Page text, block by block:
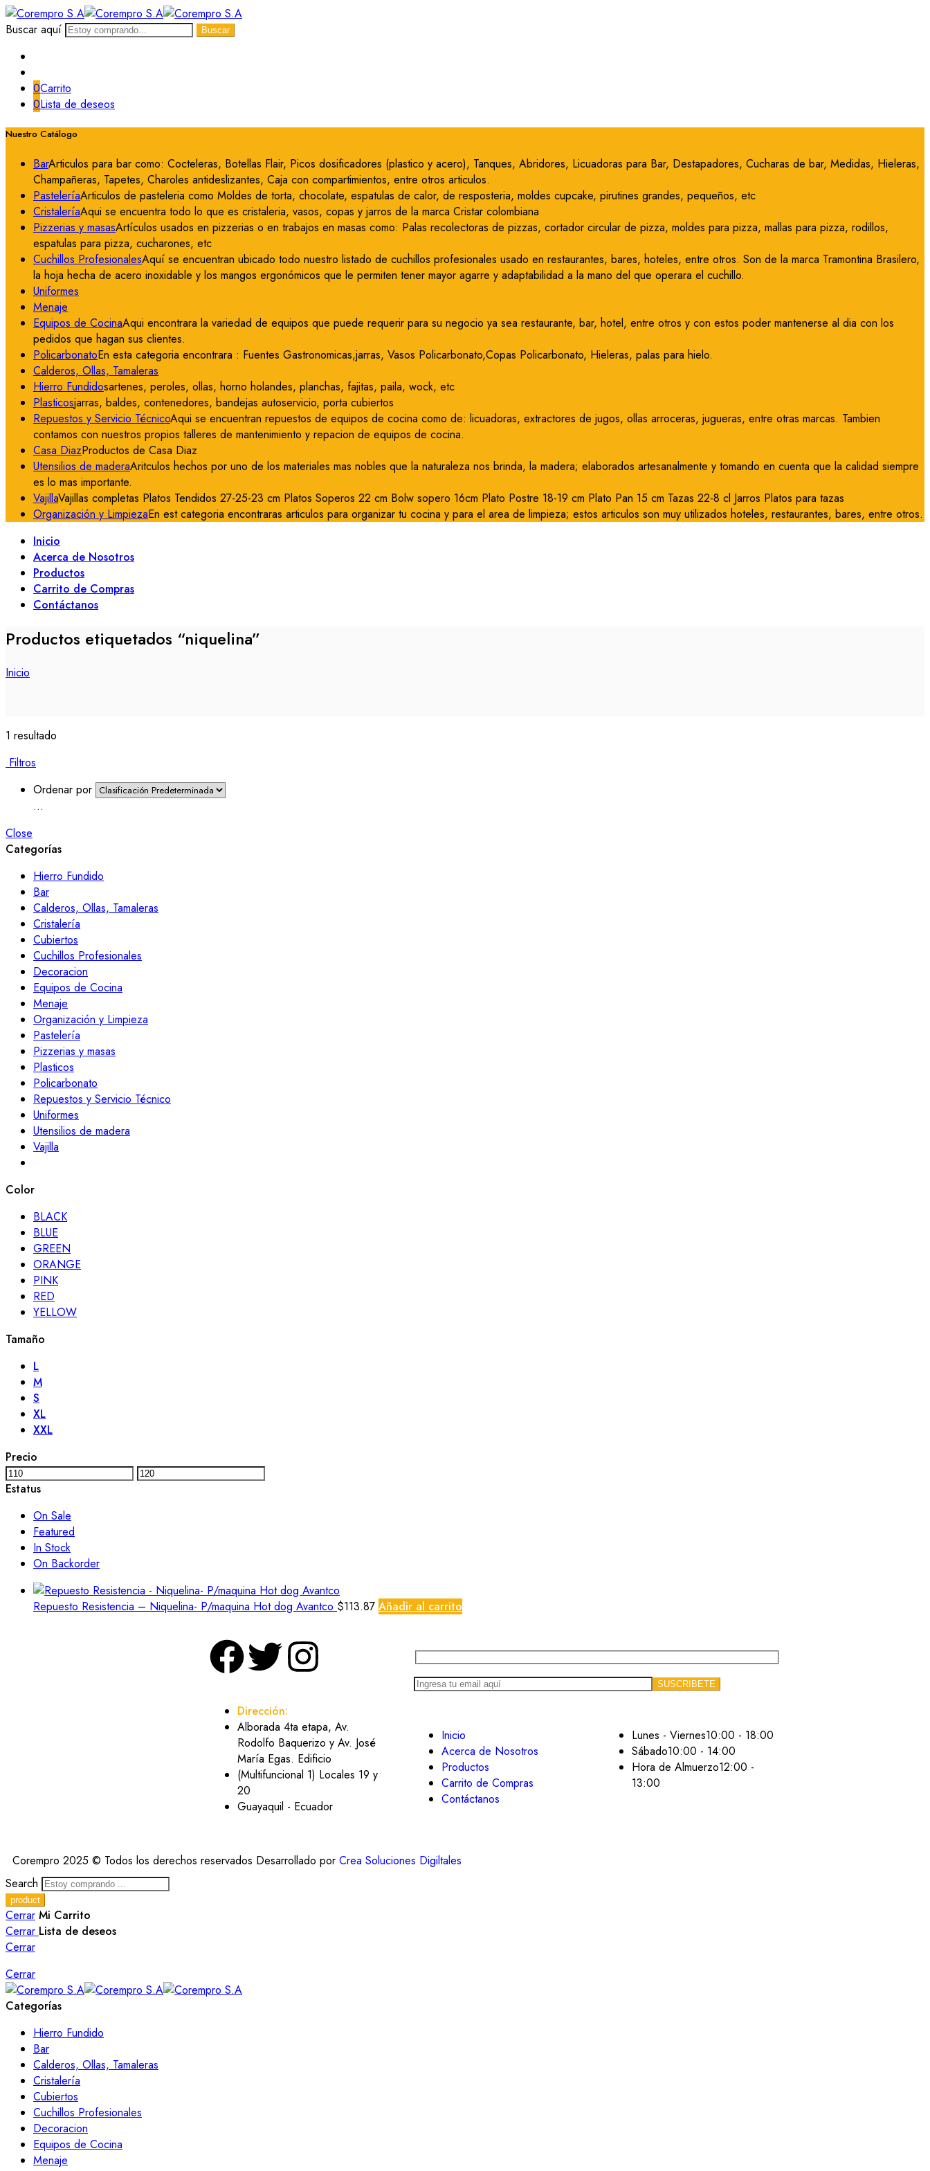
Buscar aquí Buscar
0Carrito
0Lista de deseos
Nuestro Catálogo
BarArticulos para bar como: Cocteleras, Botellas Flair, Picos dosificadores (plastico y acero), Tanques, Abridores, Licuadoras para Bar, Destapadores, Cucharas de bar, Medidas, Hieleras,
Champañeras, Tapetes, Charoles antideslizantes, Caja con compartimientos, entre otros articulos.
PasteleríaArticulos de pasteleria como Moldes de torta, chocolate, espatulas de calor, de resposteria, moldes cupcake, pirutines grandes, pequeños, etc
CristaleríaAqui se encuentra todo lo que es cristaleria, vasos, copas y jarros de la marca Cristar colombiana
Pizzerias y masasArtículos usados en pizzerias o en trabajos en masas como: Palas recolectoras de pizzas, cortador circular de pizza, moldes para pizza, mallas para pizza, rodillos,
espatulas para pizza, cucharones, etc
Cuchillos ProfesionalesAquí se encuentran ubicado todo nuestro listado de cuchillos profesionales usado en restaurantes, bares, hoteles, entre otros. Son de la marca Tramontina Brasilero,
la hoja hecha de acero inoxidable y los mangos ergonómicos que le permiten tener mayor agarre y adaptabilidad a la mano del que operara el cuchillo.
Uniformes
Menaje
Equipos de CocinaAqui encontrara la variedad de equipos que puede requerir para su negocio ya sea restaurante, bar, hotel, entre otros y con estos poder mantenerse al dia con los
pedidos que hagan sus clientes.
PolicarbonatoEn esta categoria encontrara : Fuentes Gastronomicas,jarras, Vasos Policarbonato,Copas Policarbonato, Hieleras, palas para hielo.
Calderos, Ollas, Tamaleras
Hierro Fundidosartenes, peroles, ollas, horno holandes, planchas, fajitas, paila, wock, etc
Plasticosjarras, baldes, contenedores, bandejas autoservicio, porta cubiertos
Repuestos y Servicio TécnicoAqui se encuentran repuestos de equipos de cocina como de: licuadoras, extractores de jugos, ollas arroceras, jugueras, entre otras marcas. Tambien
contamos con nuestros propios talleres de mantenimiento y repacion de equipos de cocina.
Casa DiazProductos de Casa Diaz
Utensilios de maderaAritculos hechos por uno de los materiales mas nobles que la naturaleza nos brinda, la madera; elaborados artesanalmente y tomando en cuenta que la calidad siempre
es lo mas importante.
VajillaVajillas completas Platos Tendidos 27-25-23 cm Platos Soperos 22 cm Bolw sopero 16cm Plato Postre 18-19 cm Plato Pan 15 cm Tazas 22-8 cl Jarros Platos para tazas
Organización y LimpiezaEn est categoria encontraras articulos para organizar tu cocina y para el area de limpieza; estos articulos son muy utilizados hoteles, restaurantes, bares, entre otros.
Inicio
Acerca de Nosotros
Productos
Carrito de Compras
Contáctanos
Productos etiquetados “niquelina”
Inicio
1 resultado
Filtros
Ordenar por
...
Close
Categorías
Hierro Fundido
Bar
Calderos, Ollas, Tamaleras
Cristalería
Cubiertos
Cuchillos Profesionales
Decoracion
Equipos de Cocina
Menaje
Organización y Limpieza
Pastelería
Pizzerias y masas
Plasticos
Policarbonato
Repuestos y Servicio Técnico
Uniformes
Utensilios de madera
Vajilla
Color
BLACK
BLUE
GREEN
ORANGE
PINK
RED
YELLOW
Tamaño
L
M
S
XL
XXL
Precio
Estatus
On Sale
Featured
In Stock
On Backorder
Repuesto Resistencia – Niquelina- P/maquina Hot dog Avantco $113.87 Añadir al carrito
Dirección:
Alborada 4ta etapa, Av.
Rodolfo Baquerizo y Av. José
María Egas. Edificio
(Multifuncional 1) Locales 19 y
20
Guayaquil - Ecuador
Inicio
Acerca de Nosotros
Productos
Carrito de Compras
Contáctanos
Lunes - Viernes10:00 - 18:00
Sábado10:00 - 14:00
Hora de Almuerzo12:00 -
13:00
Corempro 2025 © Todos los derechos reservados Desarrollado por Crea Soluciones Digiltales
Search
Cerrar Mi Carrito
Cerrar Lista de deseos
Cerrar
Cerrar
Categorías
Hierro Fundido
Bar
Calderos, Ollas, Tamaleras
Cristalería
Cubiertos
Cuchillos Profesionales
Decoracion
Equipos de Cocina
Menaje